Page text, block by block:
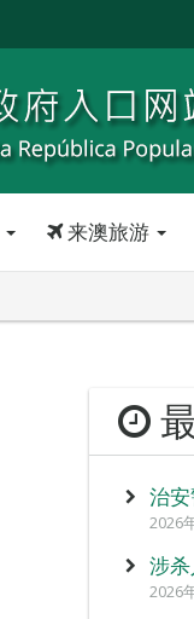
来澳旅游
治
2026
涉
2026